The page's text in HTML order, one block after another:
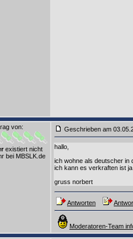
von:
existiert nicht
bei MBSLK.de
Geschrieben am
hallo,
ich wohne als deutscher in
ich kann es verkraften ist
gruss norbert
Antworten
Moderatoren-Team